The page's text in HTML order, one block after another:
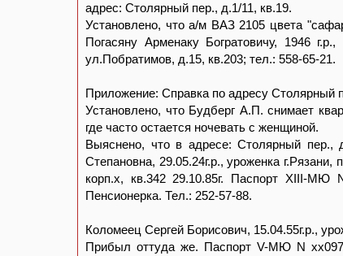
адрес: Столярный пер., д.1/11, кв.19.
Установлено, что а/м ВАЗ 2105 цвета
Погасяну Арменаку Богратовичу, 1946
ул.Побратимов, д.15, кв.203; тел.: 558-65-21.
Приложение: Справка по адресу Столярный
Установлено, что Будберг А.П. снимает
где часто остается ночевать с женщиной.
Выяснено, что в адресе: Столярный пер.,
Степановна, 29.05.24г.р., уроженка
корп.х, кв.342 29.10.85г. Паспорт XIII-МЮ
Пенсионерка. Тел.: 252-57-88.
Коломеец Сергей Борисович, 15.04.55г.р.,
Прибыл оттуда же. Паспорт V-МЮ N